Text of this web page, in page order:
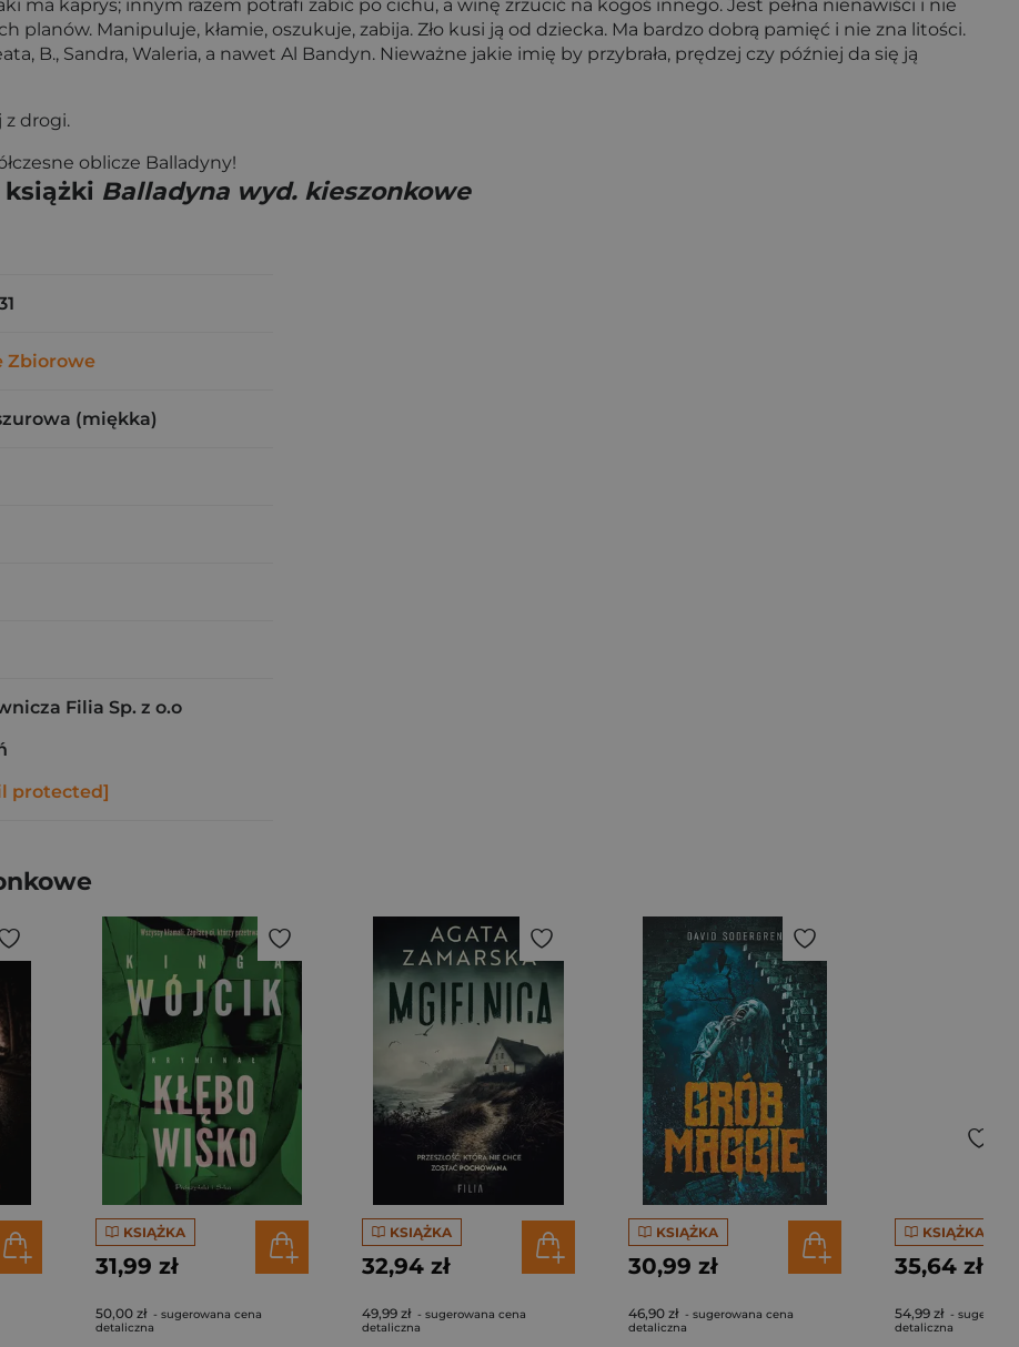
ma kaprys; innym razem potrafi zabić po cichu, a winę zrzucić na kogoś innego. Jest pełna nienawiści i nie
planów. Manipuluje, kłamie, oszukuje, zabija. Zło kusi ją od dziecka. Ma bardzo dobrą pamięć i nie zna litości.
B., Sandra, Waleria, a nawet Al Bandyn. Nieważne jakie imię by przybrała, prędzej czy później da się ją
z drogi.
oblicze Balladyny!
książki Balladyna wyd. kieszonkowe
Zbiorowe
(miękka)
Filia Sp. z o.o
protected]
KSIĄŻKA
31,99 zł
50,00 zł - sugerowana cena
detaliczna
KSIĄŻKA
32,94 zł
49,99 zł - sugerowana cena
detaliczna
KSIĄŻKA
30,99 zł
46,90 zł - sugerowana cena
detaliczna
KSIĄŻKA
35,64 zł
54,99 zł -
detaliczna